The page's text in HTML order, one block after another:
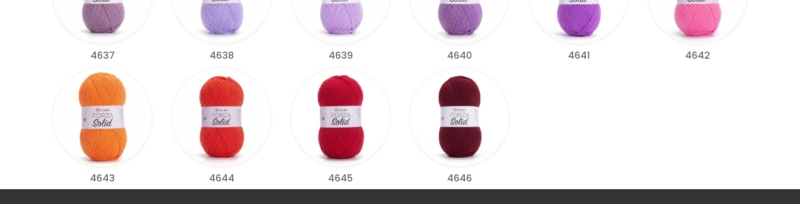
4637 4638 4639 4640 4641 4642
4643 4644 4645 4646